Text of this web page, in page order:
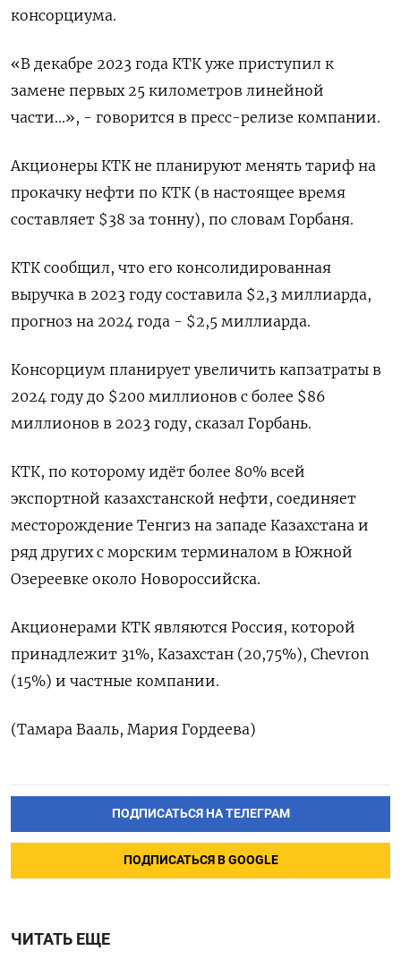
консорциума.
«В декабре 2023 года КТК уже приступил к
замене первых 25 километров линейной
части...», - говорится в пресс-релизе компании.
Акционеры КТК не планируют менять тариф на
прокачку нефти по КТК (в настоящее время
составляет $38 за тонну), по словам Горбаня.
КТК сообщил, что его консолидированная
выручка в 2023 году составила $2,3 миллиарда,
прогноз на 2024 года - $2,5 миллиарда.
Консорциум планирует увеличить капзатраты в
2024 году до $200 миллионов с более $86
миллионов в 2023 году, сказал Горбань.
КТК, по которому идёт более 80% всей
экспортной казахстанской нефти, соединяет
месторождение Тенгиз на западе Казахстана и
ряд других с морским терминалом в Южной
Озереевке около Новороссийска.
Акционерами КТК являются Россия, которой
принадлежит 31%, Казахстан (20,75%), Chevron
(15%) и частные компании.
(Тамара Вааль, Мария Гордеева)
ПОДПИСАТЬСЯ НА ТЕЛЕГРАМ
ПОДПИСАТЬСЯ В GOOGLE
ЧИТАТЬ ЕЩЕ